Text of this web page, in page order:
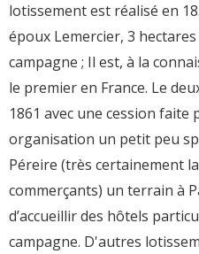
lotissement est réalisé en
époux Lemercier, 3
campagne ; Il est, à la
le premier en France. Le
1861 avec une cession faite
organisation un petit peu
Péreire (très certainement
commerçants) un terrain à
d’accueillir des hôtels
campagne. D'autres